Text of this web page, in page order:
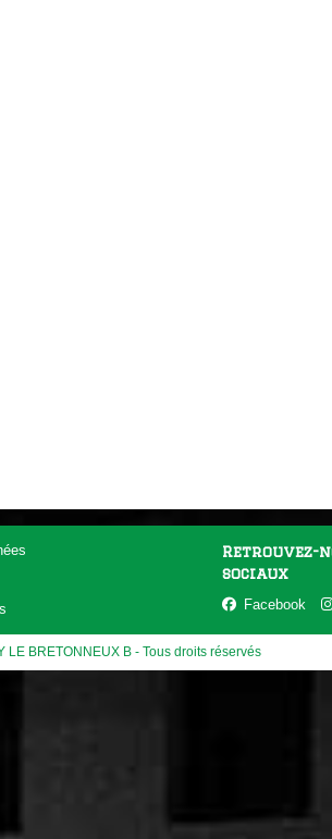
Retrouvez-
sociaux
Facebook
LE BRETONNEUX B - Tous droits réservés